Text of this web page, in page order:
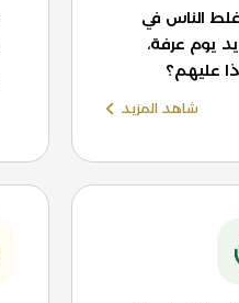
الناس في
يوم عرفة،
عليهم؟
شاهد المزيد